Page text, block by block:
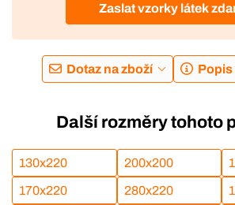
Zaslat vzorky látek
Dotaz na zboží Popis
Další rozměry tohoto
130x220 200x200
170x220 280x220